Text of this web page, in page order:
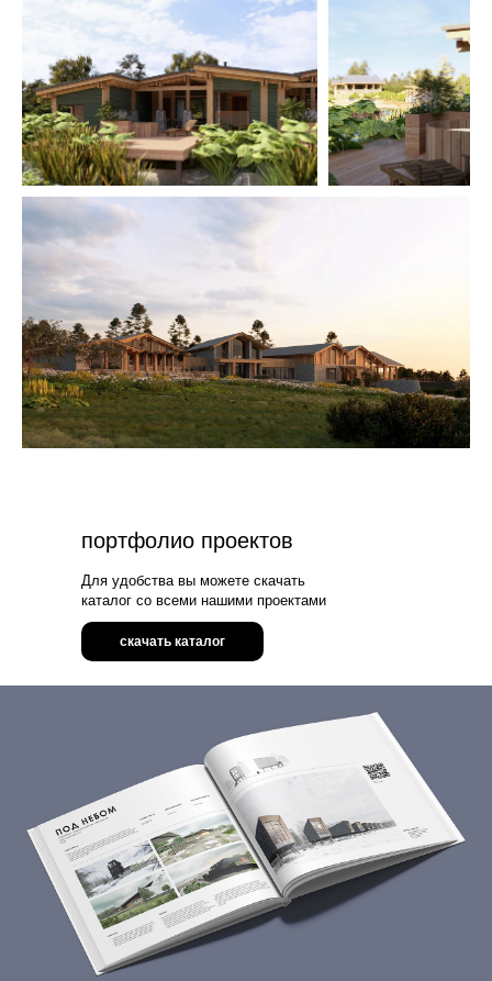
портфолио проектов
Для удобства вы можете скачать
каталог со всеми нашими проектами
скачать каталог